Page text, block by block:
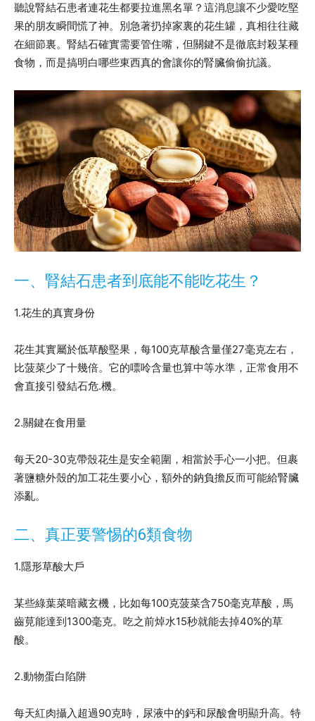
聽說腎結石患者連花生都要拉進黑名單？這消息讓不少愛吃堅
果的朋友瞬間慌了神。別急著扔掉家裏的花生罐，真相往往藏
在細節裏。腎結石確實需要管住嘴，但關鍵不是徹底封殺某種
食物，而是搞明白哪些東西真的會讓你的腎臟偷偷抗議。
一、腎結石患者到底能不能吃花生？
1.花生的真實身份
花生其實屬於低草酸堅果，每100克草酸含量僅27毫克左右，
比菠菜少了十幾倍。它的嘌呤含量也算中等水準，正常食用不
會直接引發結石危.機。
2.關鍵在食用量
每天20-30克帶殼花生是安全範圍，相當於手心一小把。但裹
著鹽糖外殼的加工花生要小心，額外的鈉負擔反而可能給腎臟
添亂。
二、真正要警惕的6類食物
1.隱形草酸大戶
某些綠葉菜暗藏玄機，比如每100克菠菜含750毫克草酸，馬
齒莧能達到1300毫克。吃之前焯水15秒就能去掉40%的草
酸。
2.動物蛋白陷阱
每天紅肉攝入超過90克時，尿液中的鈣和尿酸會明顯升高。特